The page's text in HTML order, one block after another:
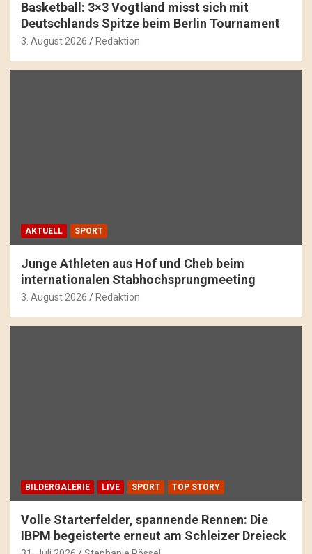
Basketball: 3×3 Vogtland misst sich mit
Deutschlands Spitze beim Berlin Tournament
3. August 2026 Redaktion
AKTUELL SPORT
Junge Athleten aus Hof und Cheb beim
internationalen Stabhochsprungmeeting
3. August 2026 Redaktion
BILDERGALERIE LIVE SPORT TOP STORY
Volle Starterfelder, spannende Rennen: Die
IBPM begeisterte erneut am Schleizer Dreieck